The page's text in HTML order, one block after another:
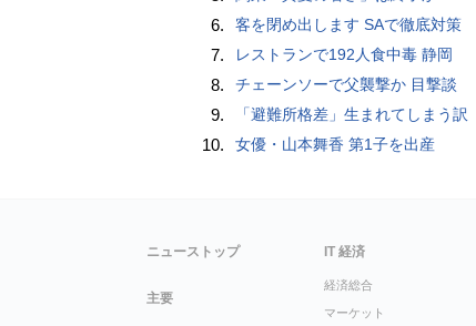
6. 客を閉め出します SAで徹底対策
7. レストランで192人食中毒 静岡
8. チェーンソーで父襲撃か 目撃談
9. 「避難所格差」生まれてしまう訳
10. 女優・山本舞香 第1子を出産
ニューストップ
主要
IT 経済
経済総合
マーケット